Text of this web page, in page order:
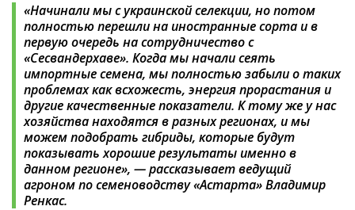
«Начинали мы с украинской селекции, но потом
полностью перешли на иностранные сорта и в
первую очередь на сотрудничество с
«Сесвандерхаве». Когда мы начали сеять
импортные семена, мы полностью забыли о таких
проблемах как всхожесть, энергия прорастания и
другие качественные показатели. К тому же у нас
хозяйства находятся в разных регионах, и мы
можем подобрать гибриды, которые будут
показывать хорошие результаты именно в
данном регионе», — рассказывает ведущий
агроном по семеноводству «Астарта» Владимир
Ренкас.